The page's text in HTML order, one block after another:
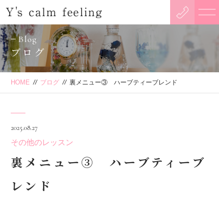
Blog
ブログ
HOME // ブログ // 裏メニュー③ ハーブティーブレンド
2025.08.27
その他のレッスン
裏メニュー③ ハーブティーブ
レンド